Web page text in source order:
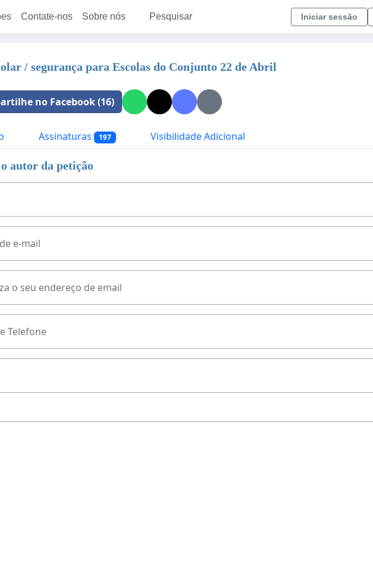
Contate-nos Sobre nós Pesquisar Iniciar sessão
/ segurança para Escolas do Conjunto 22 de Abril
no Facebook (16)
Assinaturas 197 Visibilidade Adicional
autor da petição
e-mail
o seu endereço de email
Telefone